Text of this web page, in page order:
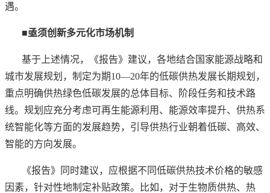
遇。
■亟须创新多元化市场机制
基于上述情况，《报告》建议，各地结合国家能源战略和
城市发展规划，制定为期10—20年的低碳供热发展长期规划，
重点明确供热绿色低碳发展的总体目标、阶段任务和技术路
线。规划应充分考虑可再生能源利用、能源效率提升、供热系
统智能化等方面的发展趋势，引导供热行业朝着低碳、高效、
智能的方向发展。
《报告》同时建议，应根据不同低碳供热技术价格的敏感
因素，针对性地制定补贴政策。比如，对于生物质供热、热